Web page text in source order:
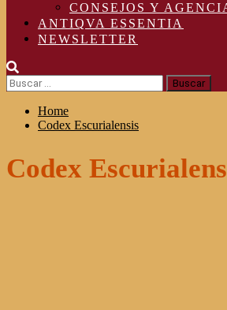
CONSEJOS Y
ANTIQVA ESSENTIA
NEWSLETTER
Buscar:
Home
Codex Escurialensis
Codex